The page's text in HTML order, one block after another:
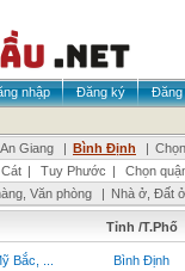
nhập Đăng ký
Đăng
An Giang | Bình Định |
| Tuy Phước |
Chọn
Văn phòng | Nhà ở, Đất ở
Tỉnh /T.Phố
Bắc, ... Bình Định